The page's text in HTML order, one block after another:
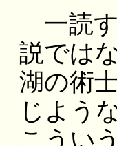
一読
説では
湖の術
じよう
こうい